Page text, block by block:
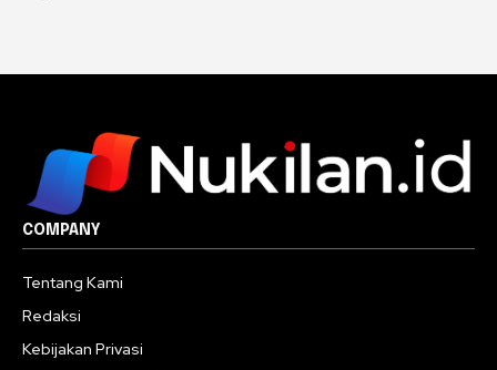
COMPANY
Tentang Kami
Redaksi
Kebijakan Privasi